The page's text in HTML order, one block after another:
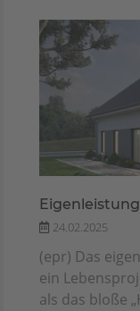
24.02.2025
(epr) Das
ein
als das bloße